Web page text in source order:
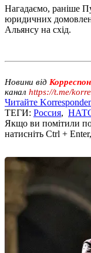
Нагадаємо, раніше
юридичних
Альянсу на схід.
Новини від
канал https://t.me/
Читайте
ТЕГИ: Россия,
Якщо ви помітили
натисніть Ctrl +